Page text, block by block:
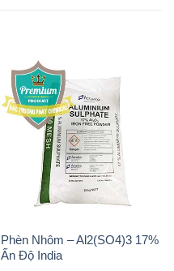
Phèn Nhôm – Al2(SO4)3 17%
Ấn Độ India